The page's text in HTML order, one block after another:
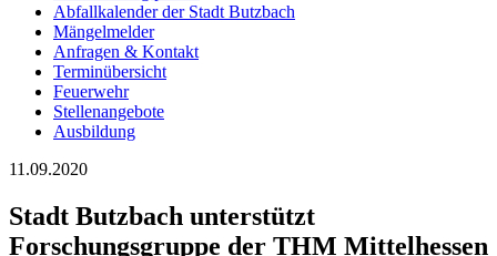
Abfallkalender der Stadt Butzbach
Mängelmelder
Anfragen & Kontakt
Terminübersicht
Feuerwehr
Stellenangebote
Ausbildung
11.09.2020
Stadt Butzbach unterstützt
Forschungsgruppe der THM Mittelhessen